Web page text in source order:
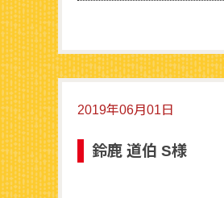
2019年06月01日
鈴鹿 道伯 S様